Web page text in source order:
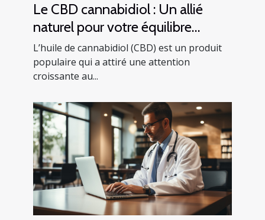
Le CBD cannabidiol : Un allié
naturel pour votre équilibre
mental
L’huile de cannabidiol (CBD) est un produit
populaire qui a attiré une attention
croissante au...